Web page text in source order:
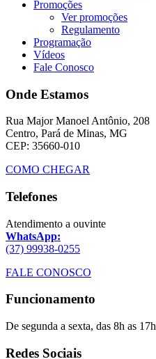
Promoções
Ver promoções
Regulamento
Programação
Vídeos
Fale Conosco
Onde Estamos
Rua Major Manoel Antônio, 208
Centro, Pará de Minas, MG
CEP: 35660-010
COMO CHEGAR
Telefones
Atendimento a ouvinte
WhatsApp:
(37) 99938-0255
FALE CONOSCO
Funcionamento
De segunda a sexta, das 8h as 17h
Redes Sociais